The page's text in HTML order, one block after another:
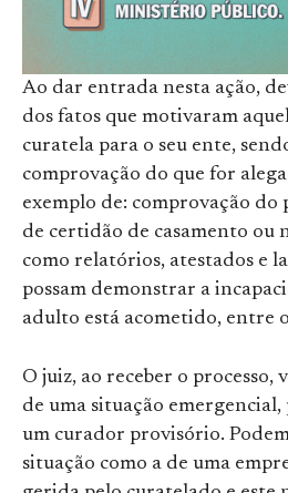
Ao dar entrada nesta ação,
dos fatos que motivaram
curatela para o seu ente,
comprovação do que for
exemplo de: comprovação do
de certidão de casamento ou
como relatórios, atestados e
possam demonstrar a
adulto está acometido, entre
O juiz, ao receber o processo,
de uma situação
um curador provisório.
situação como a de uma